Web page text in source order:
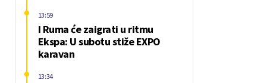
I Ruma će zaigrati u ritmu
Ekspa: U subotu stiže EXPO
karavan
13:59
13:34